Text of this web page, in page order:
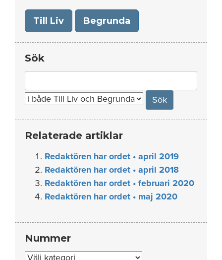
Till Liv Begrunda
Sök
for:
Relaterade artiklar
Redaktören har ordet • april 2019
Redaktören har ordet • april 2018
Redaktören har ordet • februari 2020
Redaktören har ordet • maj 2020
Nummer
Nummer